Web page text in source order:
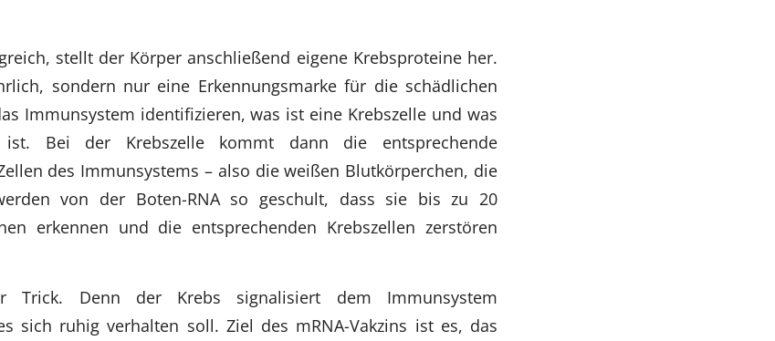
stellt der Körper anschließend eigene Krebsproteine her.
sondern nur eine Erkennungsmarke für die schädlichen
Immunsystem identifizieren, was ist eine Krebszelle und was
Bei der Krebszelle kommt dann die entsprechende
des Immunsystems – also die weißen Blutkörperchen, die
von der Boten-RNA so geschult, dass sie bis zu 20
erkennen und die entsprechenden Krebszellen zerstören
Trick. Denn der Krebs signalisiert dem Immunsystem
sich ruhig verhalten soll. Ziel des mRNA-Vakzins ist es, das